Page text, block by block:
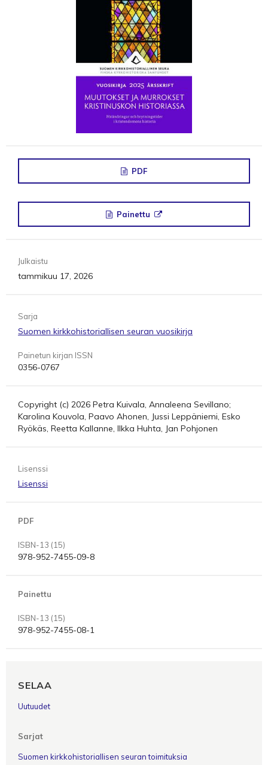
PDF
Painettu
Julkaistu
tammikuu 17, 2026
Sarja
Suomen kirkkohistoriallisen seuran vuosikirja
Painetun kirjan ISSN
0356-0767
Copyright (c) 2026 Petra Kuivala, Annaleena Sevillano;
Karolina Kouvola, Paavo Ahonen, Jussi Leppäniemi, Esko
Ryökäs, Reetta Kallanne, Ilkka Huhta, Jan Pohjonen
Lisenssi
Lisenssi
PDF
ISBN-13 (15)
978-952-7455-09-8
Painettu
ISBN-13 (15)
978-952-7455-08-1
SELAA
Uutuudet
Sarjat
Suomen kirkkohistoriallisen seuran toimituksia